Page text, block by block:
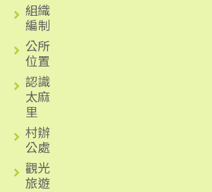
組織
編制
公所
位置
認識
太麻
里
村辦
公處
觀光
旅遊